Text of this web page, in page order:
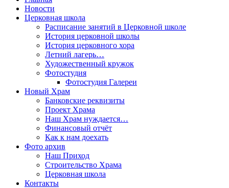
Новости
Церковная школа
Расписание занятий в Церковной школе
История церковной школы
История церковного хора
Летний лагерь…
Художественный кружок
Фотостудия
Фотостудия Галереи
Новый Храм
Банковские реквизиты
Проект Храма
Наш Храм нуждается…
Финансовый отчёт
Как к нам доехать
Фото архив
Наш Приход
Строительство Храма
Церковная школа
Контакты